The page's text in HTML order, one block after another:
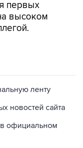
первых
высоком
ленту
новостей сайта
официальном